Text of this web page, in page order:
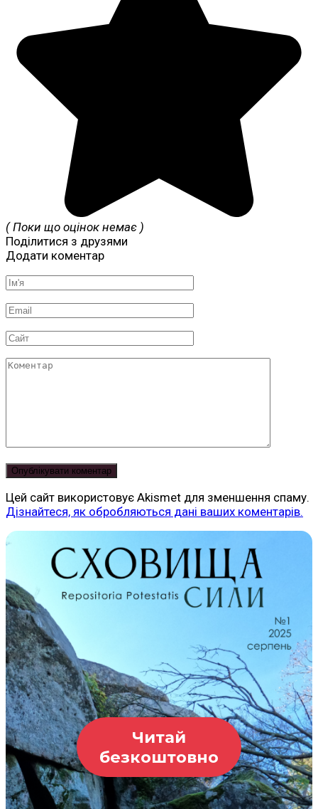
( Поки що оцінок немає )
Поділитися з друзями
Додати коментар
Ім'я
*
Email
*
Сайт
Коментар
Цей сайт використовує Akismet для зменшення спаму.
Дізнайтеся, як обробляються дані ваших коментарів.
Читай
безкоштовно